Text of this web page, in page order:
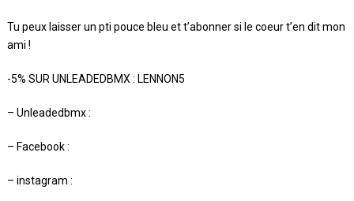
Tu peux laisser un pti pouce bleu et t’abonner si le coeur t’en dit mon
ami !
-5% SUR UNLEADEDBMX : LENNON5
– Unleadedbmx :
– Facebook :
– instagram :